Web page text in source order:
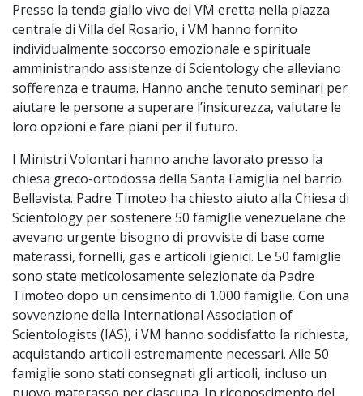
Presso la tenda giallo vivo dei VM eretta nella piazza
centrale di Villa del Rosario, i VM hanno fornito
individualmente soccorso emozionale e spirituale
amministrando assistenze di Scientology che alleviano
sofferenza e trauma. Hanno anche tenuto seminari per
aiutare le persone a superare l’insicurezza, valutare le
loro opzioni e fare piani per il futuro.
I Ministri Volontari hanno anche lavorato presso la
chiesa greco-ortodossa della Santa Famiglia nel barrio
Bellavista. Padre Timoteo ha chiesto aiuto alla Chiesa di
Scientology per sostenere 50 famiglie venezuelane che
avevano urgente bisogno di provviste di base come
materassi, fornelli, gas e articoli igienici. Le 50 famiglie
sono state meticolosamente selezionate da Padre
Timoteo dopo un censimento di 1.000 famiglie. Con una
sovvenzione della International Association of
Scientologists (IAS), i VM hanno soddisfatto la richiesta,
acquistando articoli estremamente necessari. Alle 50
famiglie sono stati consegnati gli articoli, incluso un